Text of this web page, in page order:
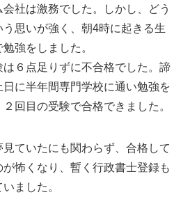
社は激務でした。しかし、どう
う思いが強く、朝4時に起きる生
強をしました。
は６点足りずに不合格でした。諦
に半年間専門学校に通い勉強を
回目の受験で合格できました。
ていたにも関わらず、合格して
怖くなり、暫く行政書士登録も
ました。